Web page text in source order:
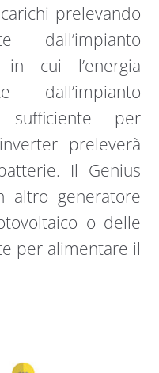
prelevando
dall’impianto
cui l’energia
dall’impianto
per
preleverà
Il Genius
altro generatore
o delle
per alimentare il